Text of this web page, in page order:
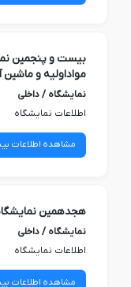
بیست و پنجمین
مواداولیه و
نمایشگاه / داخلی
اطلاعات نمایشگاه
مشاهده اطلاعات
هجدهمین
نمایشگاه / داخلی
اطلاعات نمایشگاه
مشاهده اطلاعات